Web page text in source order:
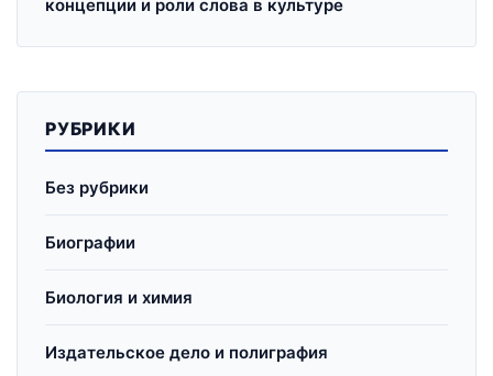
концепции и роли слова в культуре
РУБРИКИ
Без рубрики
Биографии
Биология и химия
Издательское дело и полиграфия